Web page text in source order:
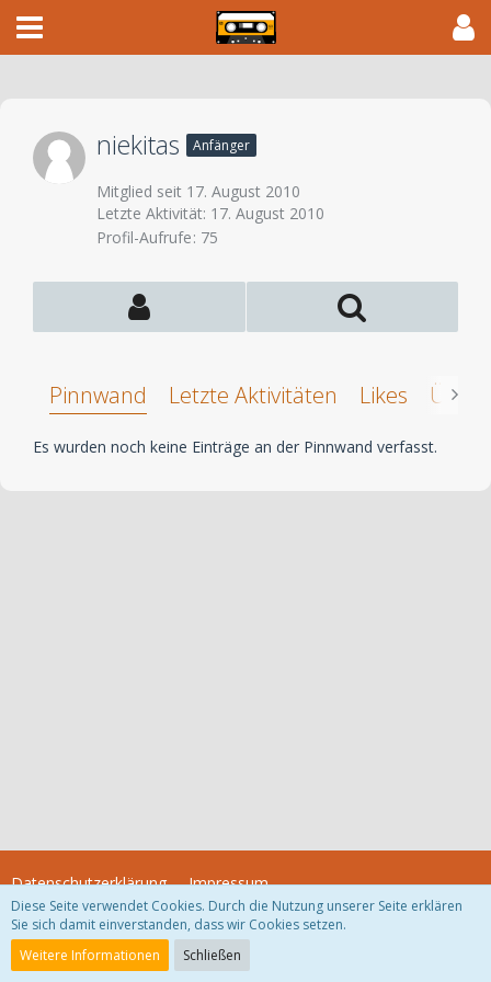
niekitas Anfänger
Mitglied seit 17. August 2010
Letzte Aktivität: 17. August 2010
Profil-Aufrufe 75
Pinnwand Letzte Aktivitäten Likes Über
Es wurden noch keine Einträge an der Pinnwand verfasst.
Datenschutzerklärung Impressum
Community-Software:
Diese Seite verwendet Cookies. Durch die Nutzung unserer Seite erklären
Sie sich damit einverstanden, dass wir Cookies setzen.
Weitere Informationen
Schließen